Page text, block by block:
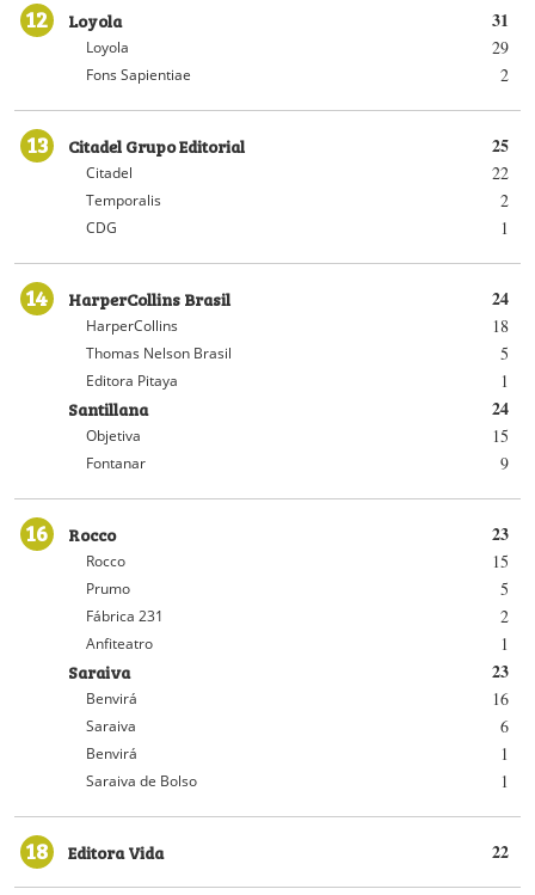
12 31
Loyola
29
Loyola
2
Fons Sapientiae
13 25
Citadel Grupo Editorial
22
Citadel
2
Temporalis
1
CDG
14 24
HarperCollins Brasil
18
HarperCollins
5
Thomas Nelson Brasil
1
Editora Pitaya
24
Santillana
15
Objetiva
9
Fontanar
16 23
Rocco
15
Rocco
5
Prumo
2
Fábrica 231
1
Anfiteatro
23
Saraiva
16
Benvirá
6
Saraiva
1
Benvirá
1
Saraiva de Bolso
18 22
Editora Vida